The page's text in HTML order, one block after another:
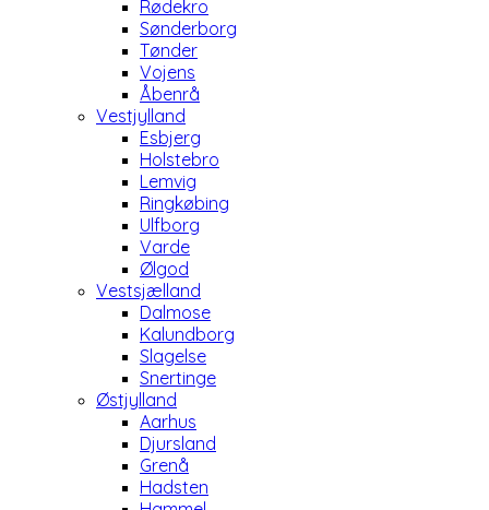
Rødekro
Sønderborg
Tønder
Vojens
Åbenrå
Vestjylland
Esbjerg
Holstebro
Lemvig
Ringkøbing
Ulfborg
Varde
Ølgod
Vestsjælland
Dalmose
Kalundborg
Slagelse
Snertinge
Østjylland
Aarhus
Djursland
Grenå
Hadsten